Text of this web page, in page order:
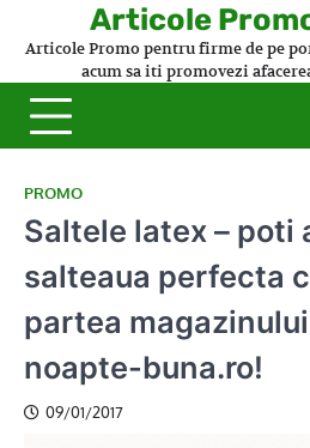
Articole
Articole Promo pentru firme de pe
acum sa iti promovezi
PROMO
Saltele latex – poti
salteaua perfecta
partea
noapte-buna.ro!
09/01/2017